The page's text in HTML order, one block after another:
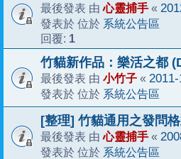
最後發表 由心靈捕手 «
發表於 位於 系統公告區
回覆: 1
竹貓新作品：樂活之都
最後發表 由 小竹子 «
發表於 位於 系統公告區
[整理] 竹貓通用之發問
最後發表 由心靈捕手 «
發表於 位於 系統公告區